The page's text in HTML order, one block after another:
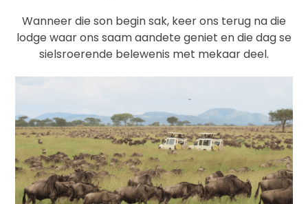
Wanneer die son begin sak, keer ons terug na die
lodge waar ons saam aandete geniet en die dag se
sielsroerende belewenis met mekaar deel.